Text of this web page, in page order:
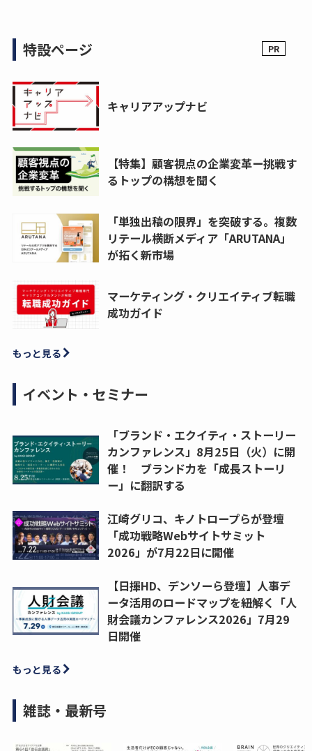
特設ページ
キャリアアップナビ
【特集】顧客視点の企業変革ー挑戦す
るトップの構想を聞く
「単独出稿の限界」を突破する。複数
リテール横断メディア「ARUTANA」
が拓く新市場
マーケティング・クリエイティブ転職
成功ガイド
もっと見る
イベント・セミナー
「ブランド・エクイティ・ストーリー
カンファレンス」8月25日（火）に開
催！ ブランド力を「成長ストーリ
ー」に翻訳する
江崎グリコ、キノトロープらが登壇
「成功戦略Webサイトサミット
2026」が7月22日に開催
【日揮HD、デンソーら登壇】人事デ
ータ活用のロードマップを紐解く「人
財会議カンファレンス2026」7月29
日開催
もっと見る
雑誌・最新号